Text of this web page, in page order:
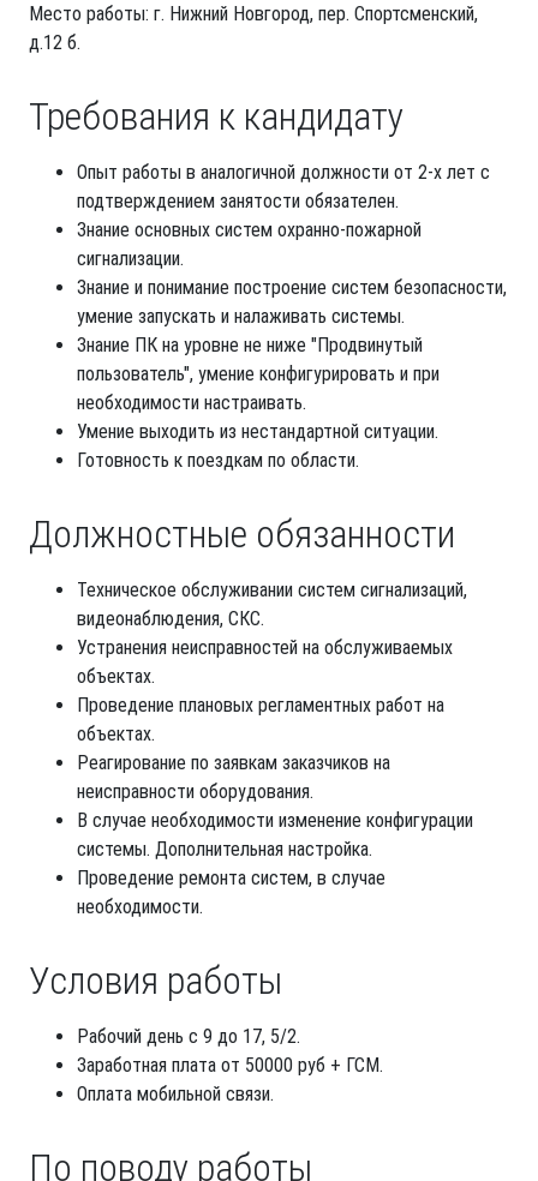
Место работы: г. Нижний Новгород, пер. Спортсменский,
д.12 б.
Требования к кандидату
Опыт работы в аналогичной должности от 2-х лет с
подтверждением занятости обязателен.
Знание основных систем охранно-пожарной
сигнализации.
Знание и понимание построение систем безопасности,
умение запускать и налаживать системы.
Знание ПК на уровне не ниже "Продвинутый
пользователь", умение конфигурировать и при
необходимости настраивать.
Умение выходить из нестандартной ситуации.
Готовность к поездкам по области.
Должностные обязанности
Техническое обслуживании систем сигнализаций,
видеонаблюдения, СКС.
Устранения неисправностей на обслуживаемых
объектах.
Проведение плановых регламентных работ на
объектах.
Реагирование по заявкам заказчиков на
неисправности оборудования.
В случае необходимости изменение конфигурации
системы. Дополнительная настройка.
Проведение ремонта систем, в случае
необходимости.
Условия работы
Рабочий день с 9 до 17, 5/2.
Заработная плата от 50000 руб + ГСМ.
Оплата мобильной связи.
По поводу работы